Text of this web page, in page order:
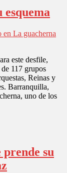
esquema
en La guacherna
este desfile,
117 grupos
Reinas y
Barranquilla,
uno de los
su